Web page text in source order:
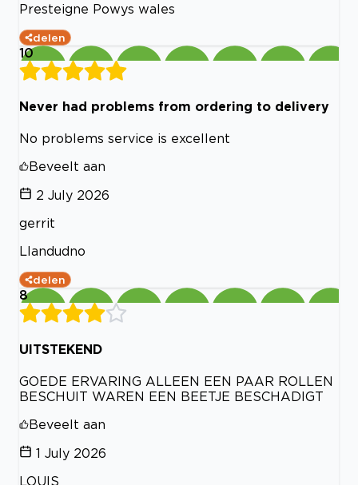
Presteigne Powys wales
delen
10
Never had problems from ordering to delivery
No problems service is excellent
Beveelt aan
2 July 2026
gerrit
Llandudno
delen
8
UITSTEKEND
GOEDE ERVARING ALLEEN EEN PAAR ROLLEN
BESCHUIT WAREN EEN BEETJE BESCHADIGT
Beveelt aan
1 July 2026
LOUIS